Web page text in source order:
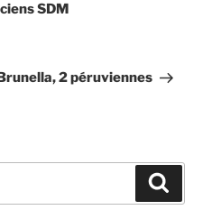
SDM
2 péruviennes